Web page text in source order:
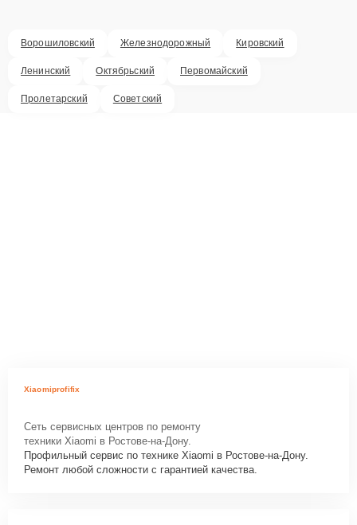
Ворошиловский Железнодорожный Кировский
Ленинский Октябрьский Первомайский
Пролетарский Советский
Xiaomiprofifix
Сеть сервисных центров по ремонту
техники Xiaomi в Ростове-на-Дону.
Профильный сервис по технике Xiaomi в Ростове-на-Дону.
Ремонт любой сложности с гарантией качества.